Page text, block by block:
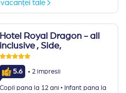
tale
Hotel Royal Dragon - all
inclusive , Side,
5.6 · 2 impresii
Copil pana la 12 ani ·Infant pana la